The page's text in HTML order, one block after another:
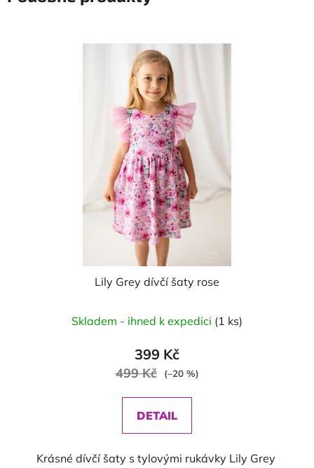
Lily Grey dívčí šaty rose
Skladem - ihned k expedici (1 ks)
399 Kč
499 Kč (–20 %)
DETAIL
Krásné dívčí šaty s tylovými rukávky Lily Grey